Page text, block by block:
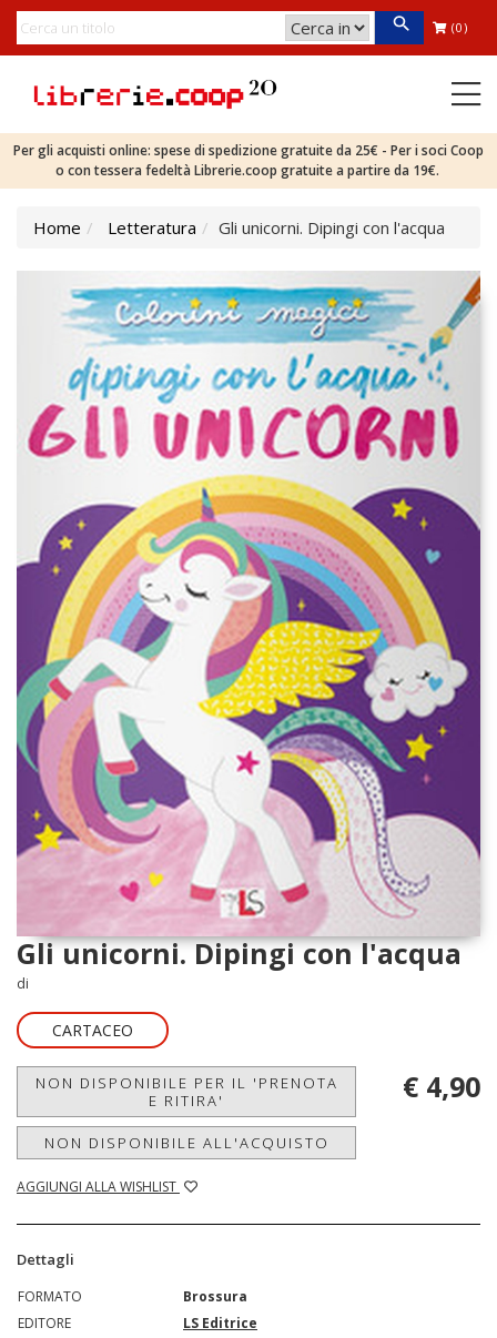
(0)
Per gli acquisti online: spese di spedizione gratuite da 25€ - Per i soci Coop
o con tessera fedeltà Librerie.coop gratuite a partire da 19€.
Home Letteratura Gli unicorni. Dipingi con l'acqua
Gli unicorni. Dipingi con l'acqua
di
CARTACEO
NON DISPONIBILE PER IL 'PRENOTA
E RITIRA'
NON DISPONIBILE ALL'ACQUISTO
AGGIUNGI ALLA WISHLIST
€ 4,90
Dettagli
FORMATO
Brossura
EDITORE
LS Editrice